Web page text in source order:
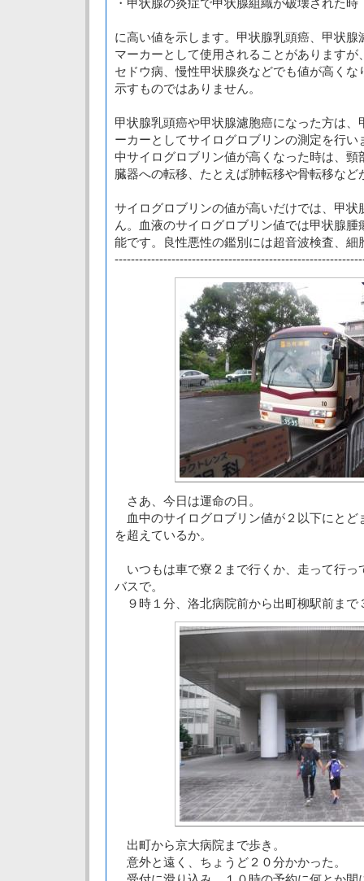
・甲状腺の炎症で甲状腺組織が破壊された時
に高い値を示します。甲状腺乳頭癌、甲状
マーカーとして使用されることがあります
セドウ病、慢性甲状腺炎などでも値が高く
示すものではありません。
甲状腺乳頭癌や甲状腺濾胞癌になった方は
ーカーとしてサイログロブリンの測定を行
中サイログロブリン値が高くなった時は、頸
臓器への転移、たとえば肺転移や骨転移など
サイログロブリンの値が高いだけでは、甲状
ん。血液のサイログロブリン値では甲状腺
能です。良性悪性の鑑別には超音波検査、細
さあ、今日は運命の日。
血中のサイログロブリン値が２以下にとど
を超えているか。
いつもは車で寮２まで行くか、走って行っ
バスで。
９時１分、洛北病院前から出町柳駅前まで
出町から京大病院まで歩き。
意外と遠く、ちょうど２０分かかった。